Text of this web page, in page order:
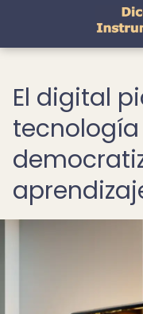
El digital